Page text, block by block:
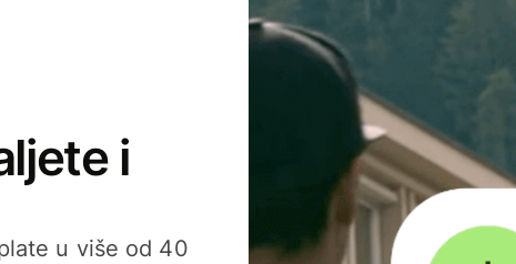
i
u više od 40